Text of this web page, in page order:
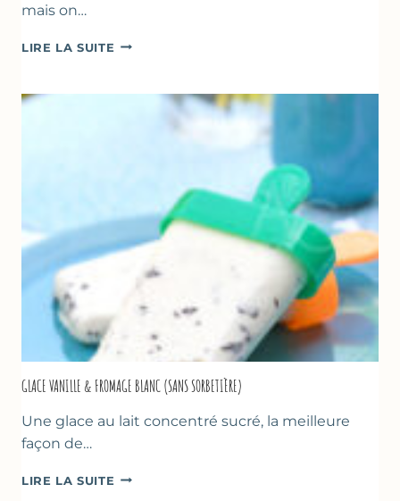
mais on…
LIRE LA SUITE COMME
À
COURGETTE…
GLACE VANILLE & FROMAGE BLANC (SANS SORBETIÈRE)
Une glace au lait concentré sucré, la meilleure
façon de…
LIRE LA SUITE GLACE